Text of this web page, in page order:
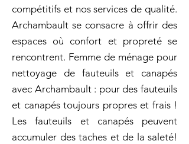
compétitifs et nos services de qualité.
Archambault se consacre à offrir des
espaces où confort et propreté se
rencontrent. Femme de ménage pour
nettoyage de fauteuils et canapés
avec Archambault : pour des fauteuils
et canapés toujours propres et frais !
Les fauteuils et canapés peuvent
accumuler des taches et de la saleté!